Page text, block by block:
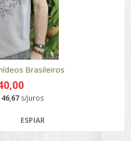
Brasileiros
46,67 s/juros
ESPIAR